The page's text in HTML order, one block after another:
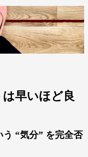
は早いほど良
“気分” を完全否